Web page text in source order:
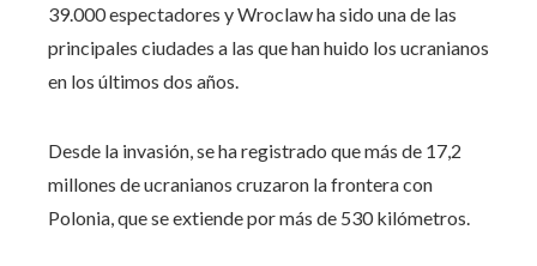
39.000 espectadores y Wroclaw ha sido una de las
principales ciudades a las que han huido los ucranianos
en los últimos dos años.
Desde la invasión, se ha registrado que más de 17,2
millones de ucranianos cruzaron la frontera con
Polonia, que se extiende por más de 530 kilómetros.